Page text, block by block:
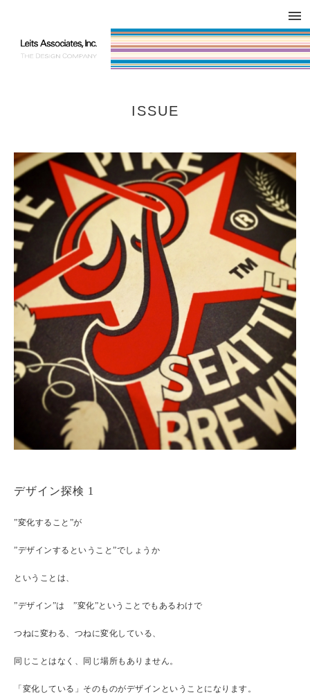
ISSUE
デザイン探検 1
”変化すること”が
”デザインするということ”でしょうか
ということは、
”デザイン”は ”変化”ということでもあるわけで
つねに変わる、つねに変化している、
同じことはなく、同じ場所もありません。
「変化している」そのものがデザインということになります。